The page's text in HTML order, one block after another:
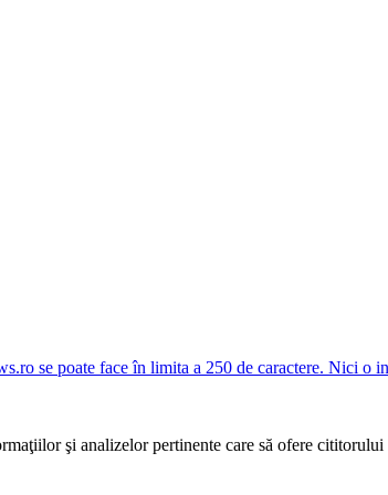
se poate face în limita a 250 de caractere. Nici
şi analizelor pertinente care să ofere